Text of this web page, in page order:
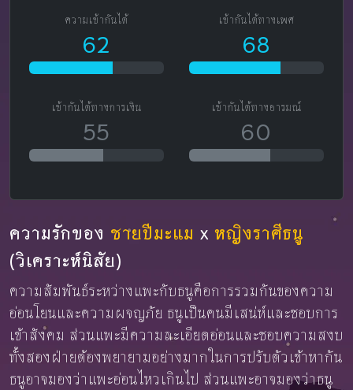
ความเข้ากันได้
62
เข้ากันได้ทางเพศ
68
เข้ากันได้ทางการเงิน
55
เข้ากันได้ทางอารมณ์
60
ความรักของ ชายปีมะแม x หญิงราศีธนู
(วิเคราะห์นิสัย)
ความสัมพันธ์ระหว่างแพะกับธนูคือการรวมกันของความ
อ่อนโยนและความผจญภัย ธนูเป็นคนมีเสน่ห์และชอบการ
เข้าสังคม ส่วนแพะมีความละเอียดอ่อนและชอบความสงบ
ทั้งสองฝ่ายต้องพยายามอย่างมากในการปรับตัวเข้าหากัน
ธนูอาจมองว่าแพะอ่อนไหวเกินไป ส่วนแพะอาจมองว่าธนู